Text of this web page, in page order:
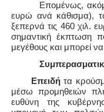
Επομένως,
ευρώ ανά κάθισμα),
ξεπερνά τις 460 χιλ.
σημαντική έκπτωση
μεγέθους και μπορεί
Επειδήτα
μέσω
προμηθειών
ευθύνη της